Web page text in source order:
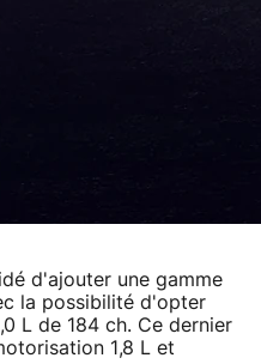
d'ajouter une gamme
la possibilité d'opter
L de 184 ch. Ce dernier
1,8 L et